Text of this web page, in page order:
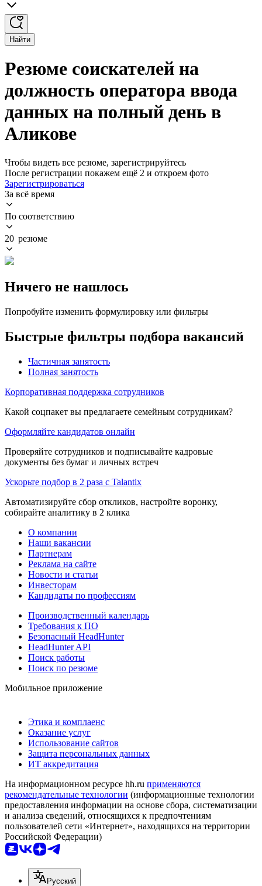
Найти
Резюме соискателей на
должность оператора ввода
данных на полный день в
Аликове
Чтобы видеть все резюме, зарегистрируйтесь
После регистрации покажем ещё 2 и откроем фото
Зарегистрироваться
За всё время
По соответствию
20 резюме
Ничего не нашлось
Попробуйте изменить формулировку или фильтры
Быстрые фильтры подбора вакансий
Частичная занятость
Полная занятость
Корпоративная поддержка сотрудников
Какой соцпакет вы предлагаете семейным сотрудникам?
Оформляйте кандидатов онлайн
Проверяйте сотрудников и подписывайте кадровые
документы без бумаг и личных встреч
Ускорьте подбор в 2 раза с Talantix
Автоматизируйте сбор откликов, настройте воронку,
собирайте аналитику в 2 клика
О компании
Наши вакансии
Партнерам
Реклама на сайте
Новости и статьи
Инвесторам
Кандидаты по профессиям
Производственный календарь
Требования к ПО
Безопасный HeadHunter
HeadHunter API
Поиск работы
Поиск по резюме
Мобильное приложение
Этика и комплаенс
Оказание услуг
Использование сайтов
Защита персональных данных
ИТ аккредитация
На информационном ресурсе hh.ru применяются
рекомендательные технологии (информационные технологии
предоставления информации на основе сбора, систематизации
и анализа сведений, относящихся к предпочтениям
пользователей сети «Интернет», находящихся на территории
Российской Федерации)
Русский